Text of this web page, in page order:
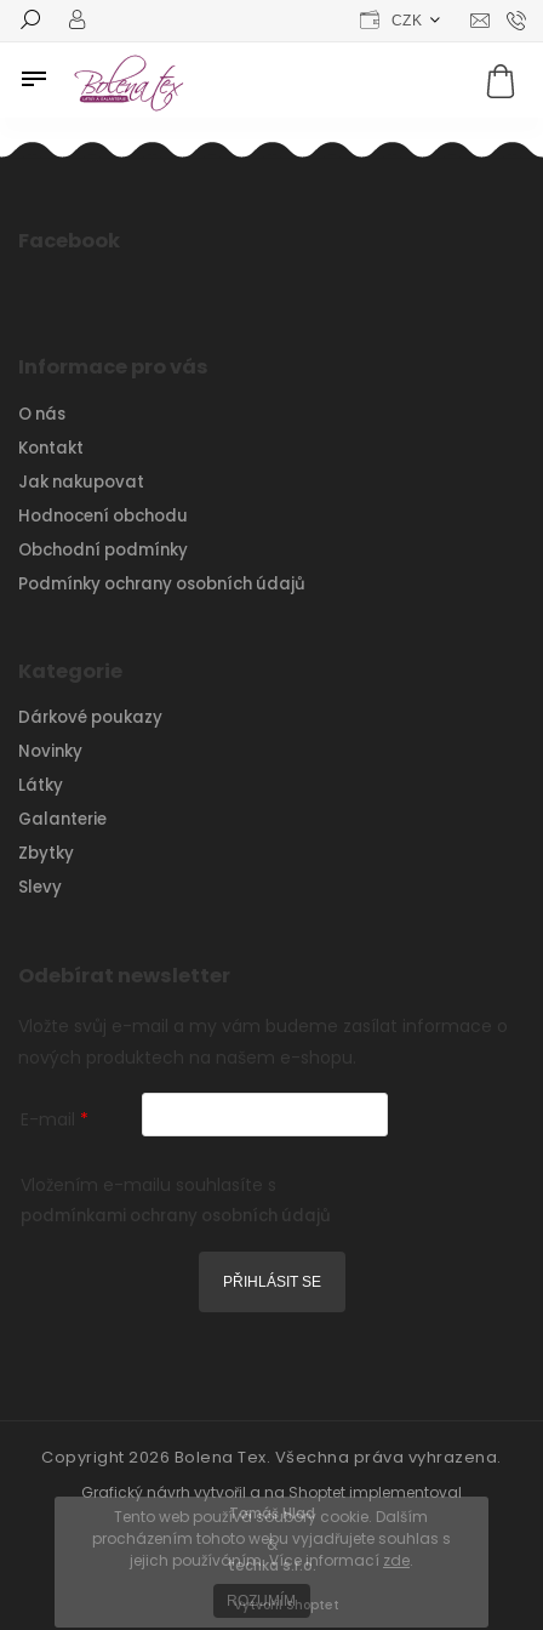
Tento web používá soubory cookie. Dalším
procházením tohoto webu vyjadřujete souhlas s
jejich používáním. Více informací zde.
ROZUMÍM
CZK
Facebook
Informace pro vás
O nás
Kontakt
Jak nakupovat
Hodnocení obchodu
Obchodní podmínky
Podmínky ochrany osobních údajů
Kategorie
Dárkové poukazy
Novinky
Látky
Galanterie
Zbytky
Slevy
Odebírat newsletter
Vložte svůj e-mail a my vám budeme zasílat informace o
nových produktech na našem e-shopu.
E-mail
Vložením e-mailu souhlasíte s
podmínkami ochrany osobních údajů
PŘIHLÁSIT SE
Vytvořil Shoptet
Copyright 2026 Bolena Tex. Všechna práva vyhrazena.
Grafický návrh vytvořil a na Shoptet implementoval
Tomáš Hlad
&
techka s.r.o.